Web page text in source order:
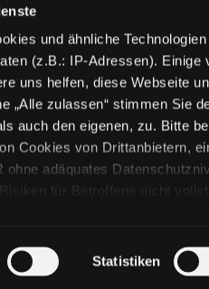
und ähnliche
(z.B.: IP-Adressen). Einige
uns helfen, diese Webseite
„Alle zulassen“ stimmen Sie
auch den eigenen, zu. Bitte
Cookies von Drittanbietern,
adäquates
für Betroffene nicht
den verschiedenen
Sie über unsere „Cookie-
Statistiken